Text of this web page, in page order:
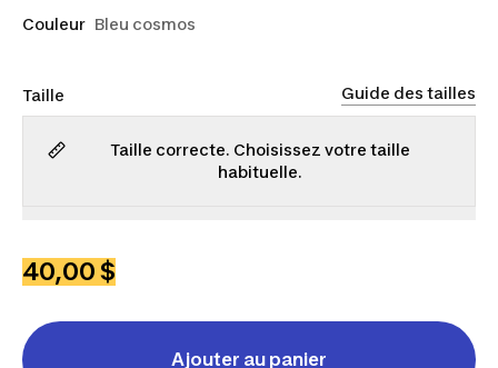
Couleur Bleu cosmos
Taille Guide des tailles
Taille correcte. Choisissez votre taille
habituelle.
40,00 $
Ajouter au panier